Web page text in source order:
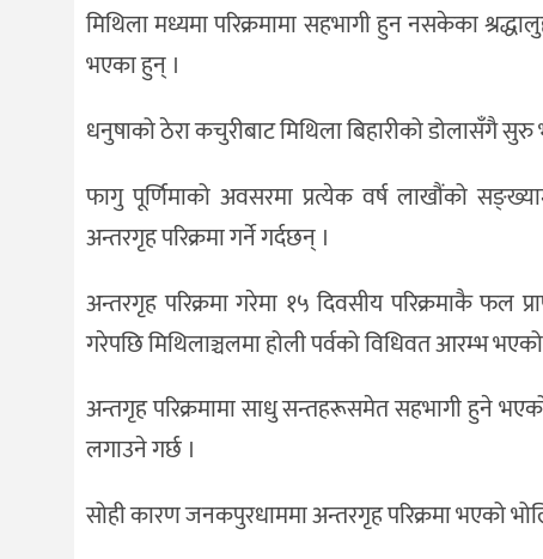
राजनीति
मिथिला मध्यमा परिक्रमामा सहभागी हुन नसकेका
भएका हुन् ।
धनुषाको ठेरा कचुरीबाट मिथिला बिहारीको डोलासँगै
फागु पूर्णिमाको अवसरमा प्रत्येक वर्ष लाखौंको
अन्तरगृह परिक्रमा गर्ने गर्दछन् ।
अन्तरगृह परिक्रमा गरेमा १५ दिवसीय परिक्रमाकै फल
गरेपछि मिथिलाञ्चलमा होली पर्वको विधिवत आरम्भ
अन्तगृह परिक्रमामा साधु सन्तहरूसमेत सहभागी हुने
लगाउने गर्छ ।
सोही कारण जनकपुरधाममा अन्तरगृह परिक्रमा भएको